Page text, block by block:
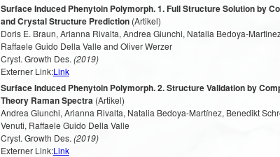
Surface Induced Phenytoin Polymorph. 1. Full Structure Solution by
and Crystal Structure Prediction(Artikel)
Doris E. Braun, Arianna Rivalta, Andrea Giunchi, Natalia Bedoya-
Raffaele Guido Della Valle and Oliver Werzer
Cryst. Growth Des. (2019)
Externer Link:Link
Surface Induced Phenytoin Polymorph. 2. Structure Validation by
Theory Raman Spectra (Artikel)
Andrea Giunchi, Arianna Rivalta, Natalia Bedoya-Martínez, Benedikt
Venuti, Raffaele Guido Della Valle
Cryst. Growth Des. (2019)
Externer Link:Link